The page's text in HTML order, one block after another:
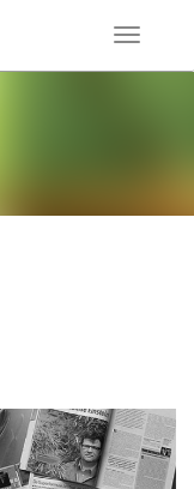
Toggle